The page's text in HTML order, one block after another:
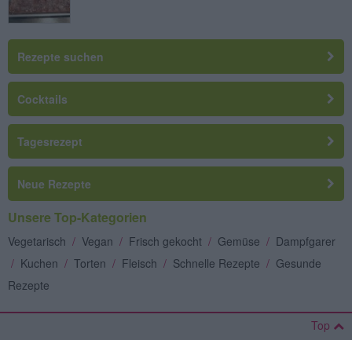
Rezepte suchen
Cocktails
Tagesrezept
Neue Rezepte
Unsere Top-Kategorien
Vegetarisch / Vegan / Frisch gekocht / Gemüse / Dampfgarer
/ Kuchen / Torten / Fleisch / Schnelle Rezepte / Gesunde
Rezepte
Top